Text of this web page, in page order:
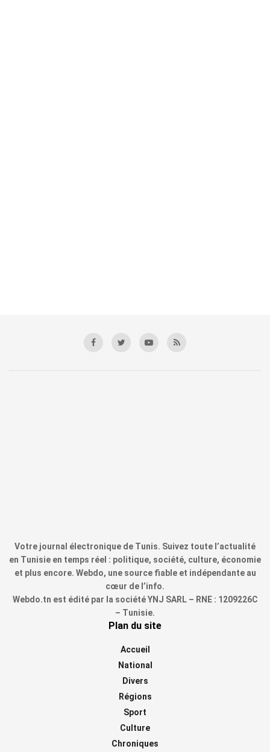
Votre journal électronique de Tunis. Suivez toute l’actualité
en Tunisie en temps réel : politique, société, culture, économie
et plus encore. Webdo, une source fiable et indépendante au
cœur de l’info.
Webdo.tn est édité par la société YNJ SARL – RNE : 1209226C
– Tunisie.
Plan du site
Accueil
National
Divers
Régions
Sport
Culture
Chroniques